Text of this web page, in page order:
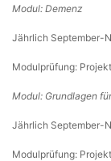
Modul: Demenz
Jährlich September-
Modulprüfung:
Modul: Grundlagen
Jährlich September-
Modulprüfung: